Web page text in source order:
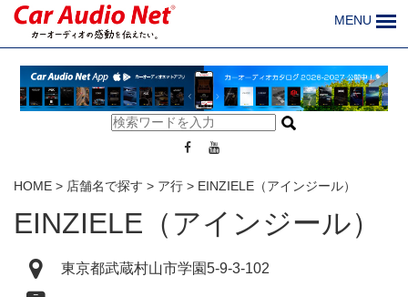
MENU
HOME > 店舗名で探す > ア行 > EINZIELE（アインジール）
EINZIELE（アインジール）
東京都武蔵村山市学園5-9-3-102